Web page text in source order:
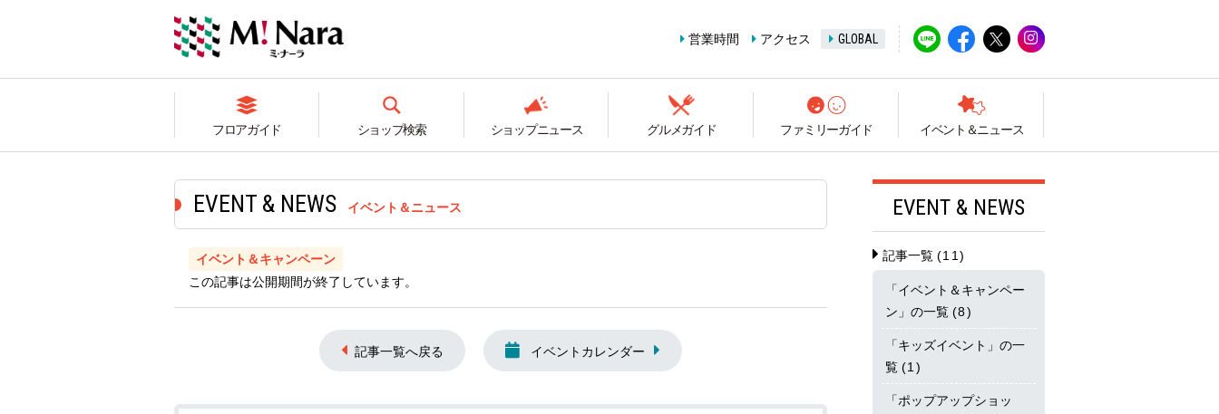
営業時間 アクセス GLOBAL
フロアガイド ショップ検索 ショップニュース グルメガイド ファミリーガイド イベント＆ニュース
イベント＆ニュース
イベント＆キャンペーン
この記事は公開期間が終了しています。
記事一覧へ戻る イベントカレンダー
EVENT & NEWS
記事一覧 (11)
「イベント＆キャンペー
ン」の一覧 (8)
「キッズイベント」の一
覧 (1)
「ポップアップショッ